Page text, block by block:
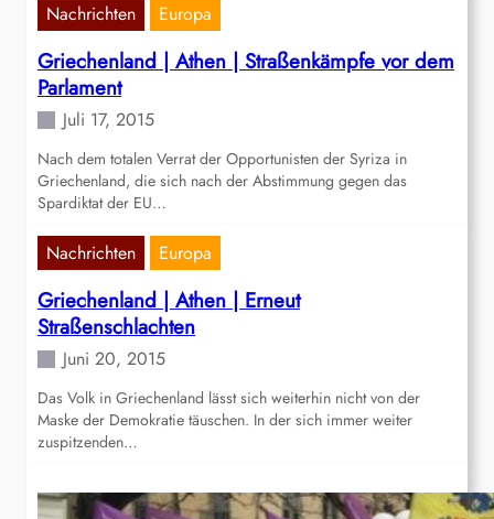
Nachrichten Europa
Griechenland | Athen | Straßenkämpfe vor dem
Parlament
Juli 17, 2015
Nach dem totalen Verrat der Opportunisten der Syriza in
Griechenland, die sich nach der Abstimmung gegen das
Spardiktat der EU…
Nachrichten Europa
Griechenland | Athen | Erneut
Straßenschlachten
Juni 20, 2015
Das Volk in Griechenland lässt sich weiterhin nicht von der
Maske der Demokratie täuschen. In der sich immer weiter
zuspitzenden…